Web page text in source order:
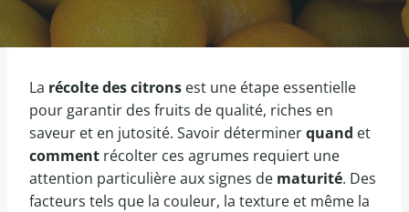
La récolte des citrons est une étape essentielle
pour garantir des fruits de qualité, riches en
saveur et en jutosité. Savoir déterminerquand et
comment récolter ces agrumes requiert une
attention particulière aux signes de maturité. Des
facteurs tels que la couleur, la texture et même la